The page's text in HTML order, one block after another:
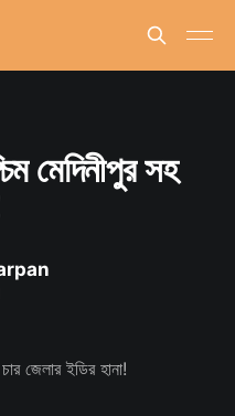
মেদিনীপুর সহ